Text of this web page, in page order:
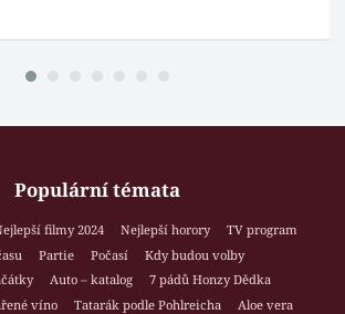
Populární témata
filmy 2024 Nejlepší horory
TV program
Partie Počasí
Kdy budou volby
Auto – katalog
7 pádů Honzy Dědka
víno Tatarák podle Pohlreicha
Aloe vera